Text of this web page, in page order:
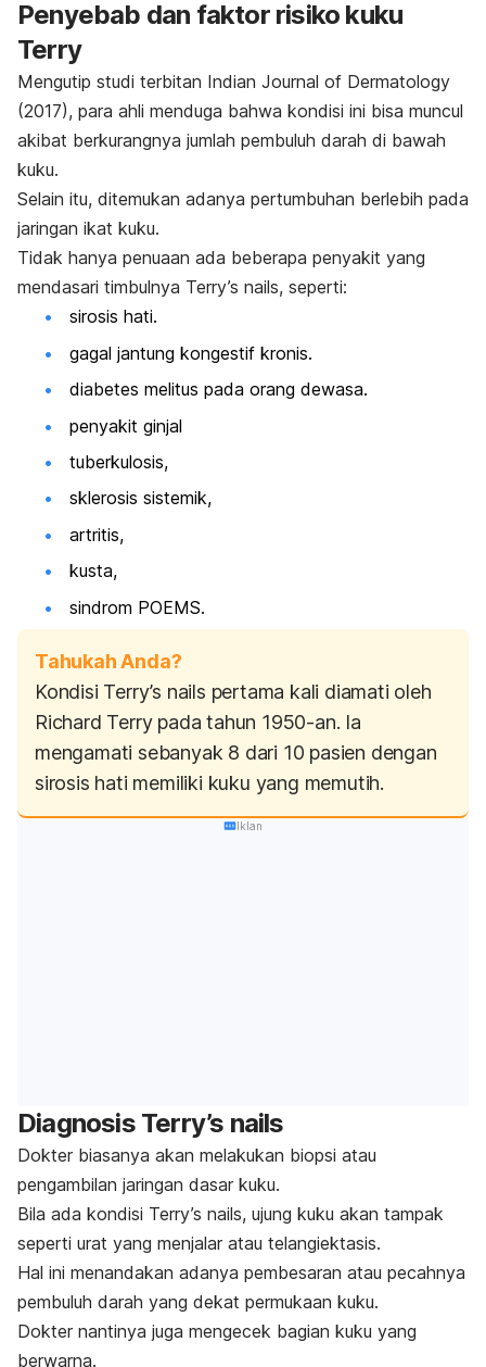
Penyebab dan faktor risiko kuku
Terry
Mengutip studi terbitan Indian Journal of Dermatology
(2017), para ahli menduga bahwa kondisi ini bisa muncul
akibat berkurangnya jumlah pembuluh darah di bawah
kuku.
Selain itu, ditemukan adanya pertumbuhan berlebih pada
jaringan ikat kuku.
Tidak hanya penuaan ada beberapa penyakit yang
mendasari timbulnya Terry’s nails, seperti:
sirosis hati.
gagal jantung kongestif kronis.
diabetes melitus pada orang dewasa.
penyakit ginjal
tuberkulosis,
sklerosis sistemik,
artritis,
kusta,
sindrom POEMS.
Tahukah Anda?
Kondisi Terry’s nails pertama kali diamati oleh
Richard Terry pada tahun 1950-an. Ia
mengamati sebanyak 8 dari 10 pasien dengan
sirosis hati memiliki kuku yang memutih.
Iklan
Diagnosis Terry’s nails
Dokter biasanya akan melakukan biopsi atau
pengambilan jaringan dasar kuku.
Bila ada kondisi Terry’s nails, ujung kuku akan tampak
seperti urat yang menjalar atau telangiektasis.
Hal ini menandakan adanya pembesaran atau pecahnya
pembuluh darah yang dekat permukaan kuku.
Dokter nantinya juga mengecek bagian kuku yang
berwarna.